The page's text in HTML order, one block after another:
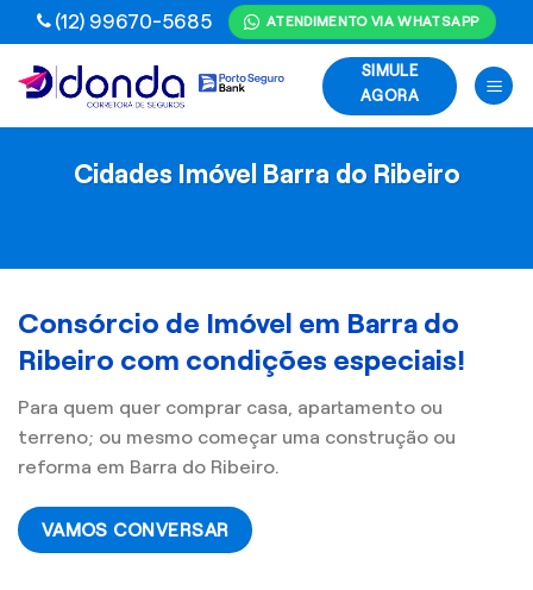
Skip
to
content
(12) 99670-5685 ATENDIMENTO VIA WHATSAPP
SIMULE
AGORA
Cidades Imóvel Barra do Ribeiro
Consórcio de Imóvel em Barra do
Ribeiro com condições especiais!
Para quem quer comprar casa, apartamento ou
terreno; ou mesmo começar uma construção ou
reforma em Barra do Ribeiro.
VAMOS CONVERSAR